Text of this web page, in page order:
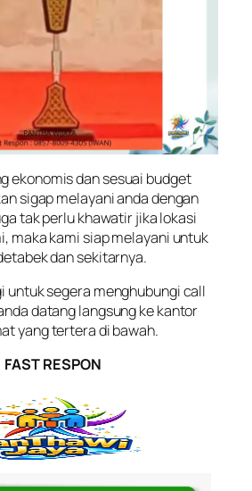
ekonomis dan sesuai budget
sigap melayani anda dengan
tak perlu khawatir jika lokasi
maka kami siap melayani untuk
dan sekitarnya.
untuk segera menghubungi call
datang langsung ke kantor
yang tertera di bawah.
FAST RESPON